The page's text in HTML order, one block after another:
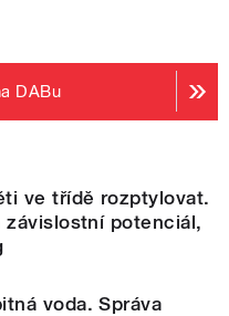
DABu
ve třídě rozptylovat.
závislostní potenciál,
voda. Správa